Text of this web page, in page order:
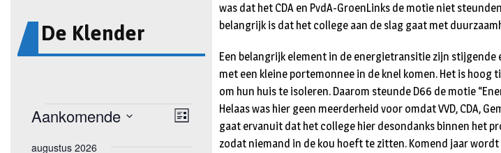
De Klender
was dat het CDA en PvdA-GroenLinks de motie niet
belangrijk is dat het college aan de slag gaat met
Een belangrijk element in de energietransitie zijn stijgende
met een kleine portemonnee in de knel komen. Het is hoog
om hun huis te isoleren. Daarom steunde D66 de motie
Helaas was hier geen meerderheid voor omdat VVD, CDA,
gaat ervanuit dat het college hier desondanks binnen het
zodat niemand in de kou hoeft te zitten. Komend jaar